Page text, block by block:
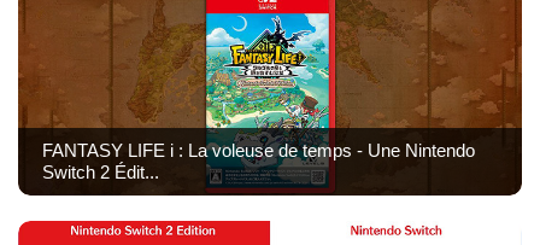
FANTASY LIFE i : La voleuse de temps - Une Nintendo
Switch 2 Édit...